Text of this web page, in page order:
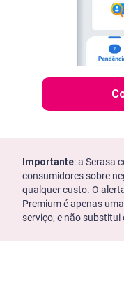
Importante: a Serasa
consumidores sobre
qualquer custo. O
Premium é apenas
serviço, e não